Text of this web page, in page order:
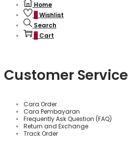
Home
0 Wishlist
Search
0 Cart
Customer Service
Cara Order
Cara Pembayaran
Frequently Ask Question (FAQ)
Return and Exchange
Track Order